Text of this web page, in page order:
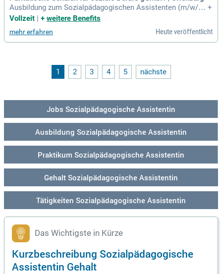
Ausbildung zum Sozialpädagogischen Assistenten (m/w/d)
(staatlich anerkannt) (schul.): Als sozialpädagogische Assi
+
Vollzeit | + weitere Benefits
mehr erfahren Heute veröffentlicht
1 2 3 4 5 nächste
Jobs Sozialpädagogische Assistentin
Ausbildung Sozialpädagogische Assistentin
Praktikum Sozialpädagogische Assistentin
Gehalt Sozialpädagogische Assistentin
Tätigkeiten Sozialpädagogische Assistentin
Das Wichtigste in Kürze
Kurzbeschreibung Sozialpädagogische
Assistentin Gehalt